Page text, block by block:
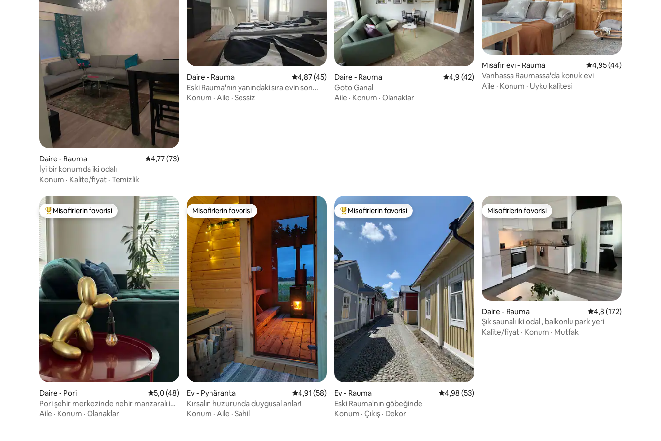
Daire - Rauma 5 üzerinden ortalama 4,77 puan, 73 değerlendirme
4,77 (73)
İyi bir konumda iki odalı
Konum · Kalite/fiyat · Temizlik
Daire - Rauma 5 üzerinden ortalama 4,87 puan, 45 değerlendirme
4,87 (45)
Eski Rauma'nın yanındaki sıra evin son
dairesi!
Konum · Aile · Sessiz
Daire - Rauma 5 üzerinden ortalama 4,9 puan, 42 değerlendirme
4,9 (42)
Goto Ganal
Aile · Konum · Olanaklar
Misafir evi - Rauma 5 üzerinden
4,95 (44)
Vanhassa Raumassa'da konuk evi
Aile · Konum · Uyku kalitesi
Misafirlerin favorilerinden en beğenilenler arasında
Misafirlerin favorisi
Daire - Pori 5 üzerinden ortalama 5,0 puan, 48 değerlendirme
5,0 (48)
Pori şehir merkezinde nehir manzaralı iki
odalı daire
Aile · Konum · Olanaklar
Misafirlerin favorisi
Misafirlerin favorisi
Ev - Pyhäranta 5 üzerinden ortalama 4,91 puan, 58 değerlendirme
4,91 (58)
Kırsalın huzurunda duygusal anlar!
Konum · Aile · Sahil
Misafirlerin favorilerinden en beğenilenler arasında
Misafirlerin favorisi
Ev - Rauma 5 üzerinden ortalama 4,98 puan, 53 değerlendirme
4,98 (53)
Eski Rauma'nın göbeğinde
Konum · Çıkış · Dekor
Misafirlerin favorisi
Misafirlerin favorisi
Daire - Rauma 5 üzerinden
4,8 (172)
Şık saunalı iki odalı, balkonlu park yeri
Kalite/fiyat · Konum · Mutfak